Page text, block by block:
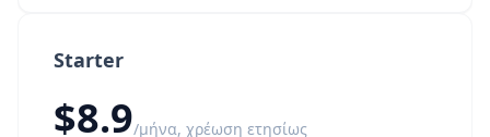
Starter
$8.9/μήνα, χρέωση ετησίως